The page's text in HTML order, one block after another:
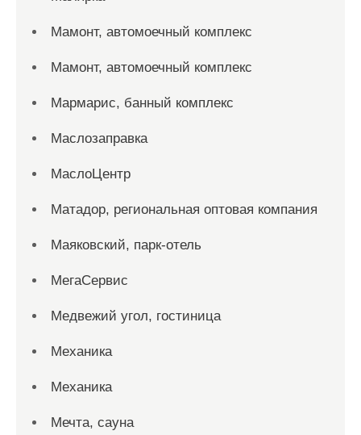
Мамонт, автомоечный комплекс
Мамонт, автомоечный комплекс
Мармарис, банный комплекс
Маслозаправка
МаслоЦентр
Матадор, региональная оптовая компания
Маяковский, парк-отель
МегаСервис
Медвежий угол, гостиница
Механика
Механика
Мечта, сауна